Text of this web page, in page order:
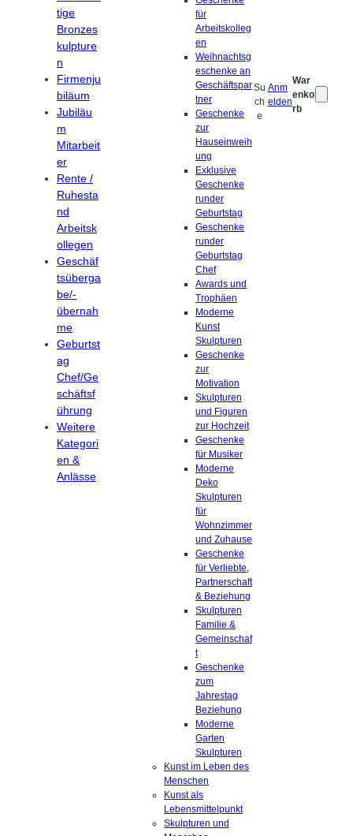
tige
Bronzes
kulpture
n
Firmenju
biläum
Jubiläu
m
Mitarbeit
er
Rente /
Ruhesta
nd
Arbeitsk
ollegen
Geschäf
tsüberga
be/-
übernah
me
Geburtst
ag
Chef/Ge
schäftsf
ührung
Weitere
Kategori
en &
Anlässe
für
Arbeitskolleg
en
Weihnachtsg
eschenke an
Geschäftspar
tner
Geschenke
zur
Hauseinweih
ung
Exklusive
Geschenke
runder
Geburtstag
Geschenke
runder
Geburtstag
Chef
Awards und
Trophäen
Moderne
Kunst
Skulpturen
Geschenke
zur
Motivation
Skulpturen
und Figuren
zur Hochzeit
Geschenke
für Musiker
Moderne
Deko
Skulpturen
für
Wohnzimmer
und Zuhause
Geschenke
für Verliebte,
Partnerschaft
& Beziehung
Skulpturen
Familie &
Gemeinschaf
t
Geschenke
zum
Jahrestag
Beziehung
Moderne
Garten
Skulpturen
Kunst im Leben des
Menschen
Kunst als
Lebensmittelpunkt
Skulpturen und
Su
ch
e
Anm
elden
War
enko
rb